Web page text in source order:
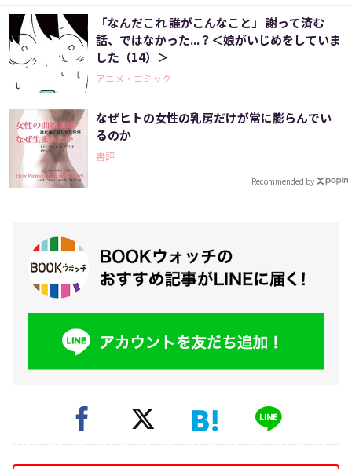
「なんだこれ 誰がこんなこと」 謝って済む
話、ではなかった...？＜娘がいじめをしていま
した（14）＞
アニメ・コミック
なぜヒトの女性の乳房だけが常に膨らんでい
るのか
書評
Recommended by